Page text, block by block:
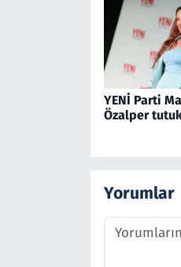
YENİ Parti
Özalper
Yorumlar